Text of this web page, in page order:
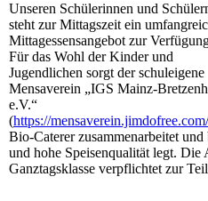
Unseren Schülerinnen und
steht zur Mittagszeit ein
Mittagessensangebot zur
Für das Wohl der Kinder und
Jugendlichen sorgt der schuleigene
Mensaverein „IGS Mainz-
e.V.“
(https://mensaverein.jimdofree.com/
Bio-Caterer zusammenarbeitet
und hohe Speisenqualität legt. Die
Ganztagsklasse verpflichtet zur